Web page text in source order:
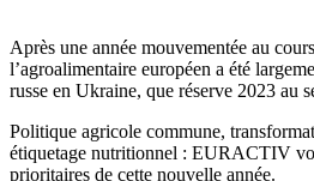
Après une année mouvementée au
l’agroalimentaire européen a été
russe en Ukraine, que réserve 2023 au
Politique agricole commune,
étiquetage nutritionnel : EURACTIV
prioritaires de cette nouvelle année.